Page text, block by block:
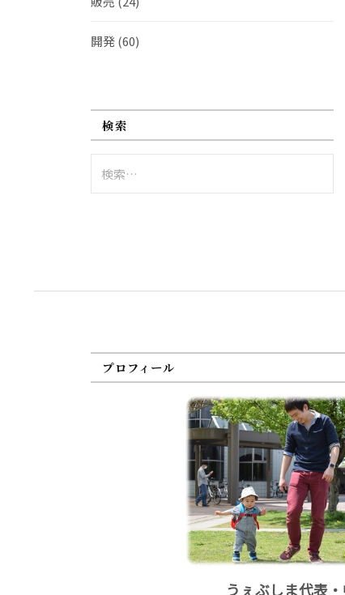
開発(60)
検索
索:
プロフィール
うぇぶしま代表